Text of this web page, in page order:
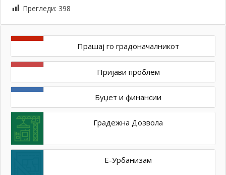
Прегледи: 398
Прашај го градоначалникот
Пријави проблем
Буџет и финансии
Градежна Дозвола
Е-Урбанизам